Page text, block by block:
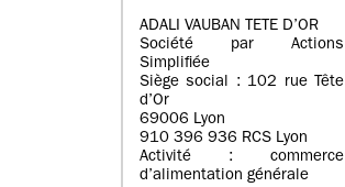
ADALI VAUBAN TETE D’OR
Société par Actions
Simplifiée
Siège social : 102 rue Tête
d’Or
69006 Lyon
910 396 936 RCS Lyon
Activité : commerce
d’alimentation générale